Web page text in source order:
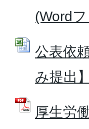
(Word
公表依
み提出
厚生労